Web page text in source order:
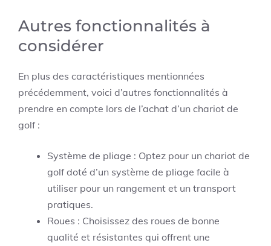
Autres fonctionnalités à
considérer
En plus des caractéristiques mentionnées
précédemment, voici d’autres fonctionnalités à
prendre en compte lors de l’achat d’un chariot de
golf :
Système de pliage : Optez pour un chariot de
golf doté d’un système de pliage facile à
utiliser pour un rangement et un transport
pratiques.
Roues : Choisissez des roues de bonne
qualité et résistantes qui offrent une